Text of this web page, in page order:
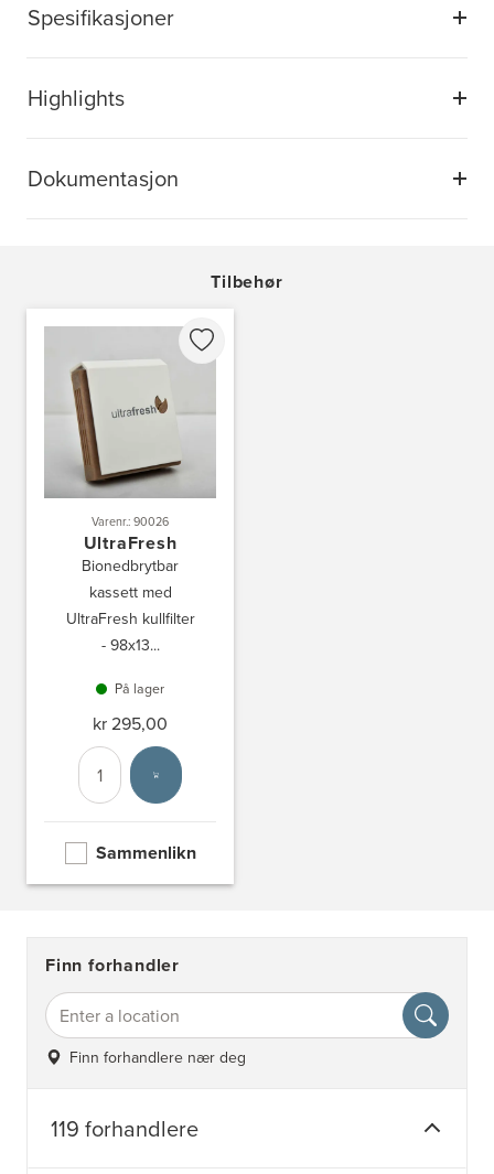
Spesifikasjoner
Highlights
Dokumentasjon
Tilbehør
Varenr.: 90026
UltraFresh
Bionedbrytbar
kassett med
UltraFresh kullfilter
- 98x13...
På lager
kr 295,00
Antall
Velg enhet
Sammenlikn
Finn forhandler
Finn forhandlere nær deg
119 forhandlere